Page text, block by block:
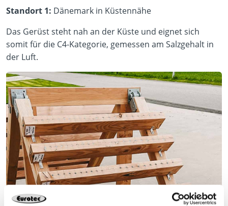
Standort 1: Dänemark in Küstennähe
Das Gerüst steht nah an der Küste und eignet sich
somit für die C4-Kategorie, gemessen am Salzgehalt in
der Luft.